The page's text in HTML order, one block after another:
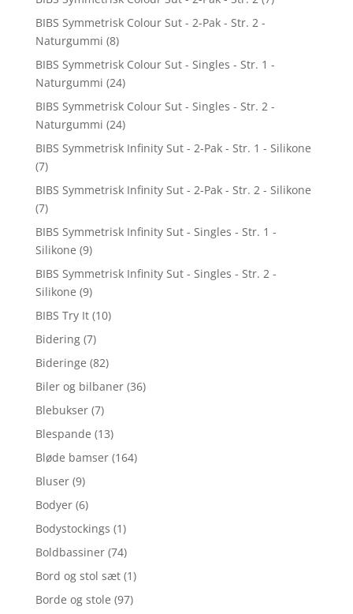
BIBS Symmetrisk Colour Sut - 2-Pak - Str. 2 -
Naturgummi (8)
BIBS Symmetrisk Colour Sut - Singles - Str. 1 -
Naturgummi (24)
BIBS Symmetrisk Colour Sut - Singles - Str. 2 -
Naturgummi (24)
BIBS Symmetrisk Infinity Sut - 2-Pak - Str. 1 - Silikone
(7)
BIBS Symmetrisk Infinity Sut - 2-Pak - Str. 2 - Silikone
(7)
BIBS Symmetrisk Infinity Sut - Singles - Str. 1 -
Silikone (9)
BIBS Symmetrisk Infinity Sut - Singles - Str. 2 -
Silikone (9)
BIBS Try It (10)
Bidering (7)
Bideringe (82)
Biler og bilbaner (36)
Blebukser (7)
Blespande (13)
Bløde bamser (164)
Bluser (9)
Bodyer (6)
Bodystockings (1)
Boldbassiner (74)
Bord og stol sæt (1)
Borde og stole (97)